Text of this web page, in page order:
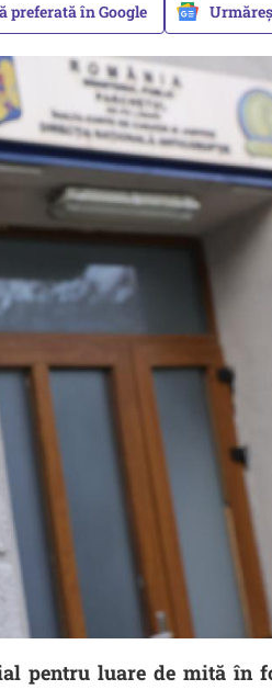
preferată în Google
pentru luare de mită în